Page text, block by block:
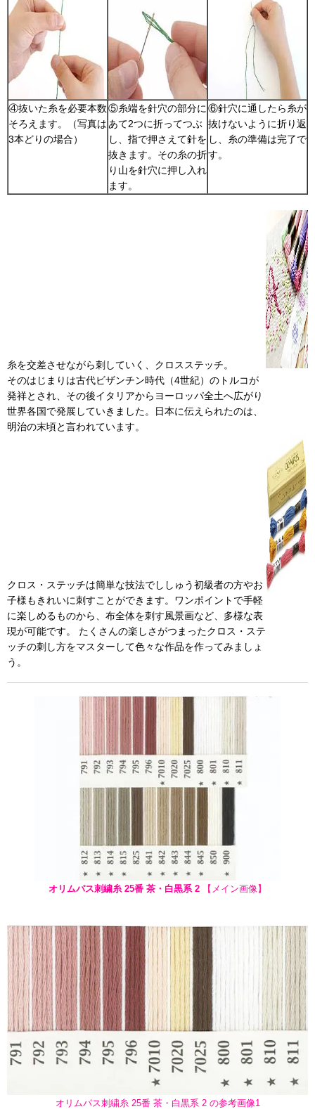
④抜いた糸を必要本数
そろえます。（写真は
3本どりの場合）
⑤糸端を針穴の部分に
あて2つに折ってつぶ
し、指で押さえて針を
抜きます。その糸の折
り山を針穴に押し入れ
ます。
⑥針穴に通したら糸が
抜けないように折り返
し、糸の準備は完了で
す。
糸を交差させながら刺していく、クロスステッチ。
そのはじまりは古代ビザンチン時代（4世紀）のトルコが
発祥とされ、その後イタリアからヨーロッパ全土へ広がり
世界各国で発展していきました。日本に伝えられたのは、
明治の末頃と言われています。
クロス・ステッチは簡単な技法でししゅう初級者の方やお
子様もきれいに刺すことができます。ワンポイントで手軽
に楽しめるものから、布全体を刺す風景画など、多様な表
現が可能です。 たくさんの楽しさがつまったクロス・ステ
ッチの刺し方をマスターして色々な作品を作ってみましょ
う。
オリムパス刺繍糸 25番 茶・白黒系 2 【メイン画像】
オリムパス刺繍糸 25番 茶・白黒系 2 の参考画像1